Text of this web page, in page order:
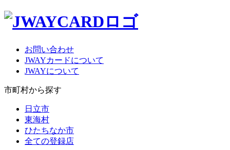
お問い合わせ
JWAYカードについて
JWAYについて
市町村から探す
日立市
東海村
ひたちなか市
全ての登録店